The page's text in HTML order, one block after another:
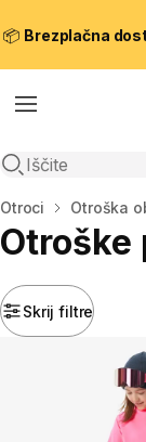
📦 Brezplačna
Meni
Odpri iskanje
Domov
Otroci Otroška
Otroške
Skrij filtre